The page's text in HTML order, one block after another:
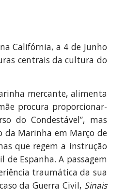
Califórnia, a 4 de Junho
centrais da cultura do
mercante, alimenta
procura proporcionar-
do Condestável”, mas
Marinha em Março de
que regem a instrução
de Espanha. A passagem
traumática da sua
da Guerra Civil, Sinais